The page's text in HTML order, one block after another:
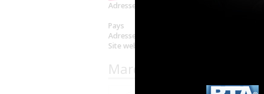
Adresse
Pays
Adresse email
Site web
Marques proposées par